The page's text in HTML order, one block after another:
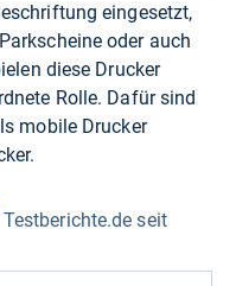
eingesetzt,
oder auch
diese Drucker
Rolle. Dafür sind
mobile Drucker
seit